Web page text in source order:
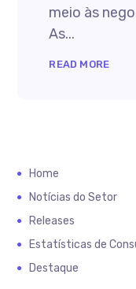
meio às
As...
READ MORE
Home
Notícias do Setor
Releases
Estatísticas de
Destaque